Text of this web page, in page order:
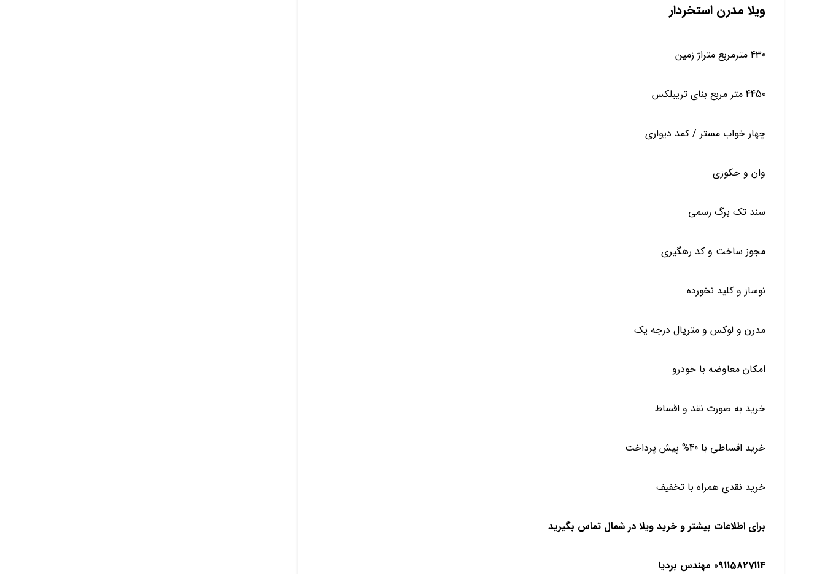
ویلا مدرن استخردار
430 مترمربع متراژ زمین
4450 متر مربع بنای تریبلکس
چهار خواب مستر / کمد دیواری
وان و جکوزی
سند تک برگ رسمی
مجوز ساخت و کد رهگیری
نوساز و کلید نخورده
مدرن و لوکس و متریال درجه یک
امکان معاوضه با خودرو
خرید به صورت نقد و اقساط
خرید اقساطی با 40% پیش پرداخت
خرید نقدی همراه با تخفیف
برای اطلاعات بیشتر و خرید ویلا در شمال تماس بگیرید
09115827114 مهندس بردیا